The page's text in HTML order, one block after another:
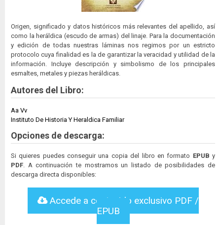
Origen, significado y datos históricos más relevantes del apellido, así
como la heráldica (escudo de armas) del linaje. Para la documentación
y edición de todas nuestras láminas nos regimos por un estricto
protocolo cuya finalidad es la de garantizar la veracidad y utilidad de la
información. Incluye descripción y simbolismo de los principales
esmaltes, metales y piezas heráldicas.
Autores del Libro:
Aa Vv
Instituto De Historia Y Heraldica Familiar
Opciones de descarga:
Si quieres puedes conseguir una copia del libro en formato EPUB y
PDF . A continuación te mostramos un listado de posibilidades de
descarga directa disponibles:
Accede a contenido exclusivo PDF /
EPUB